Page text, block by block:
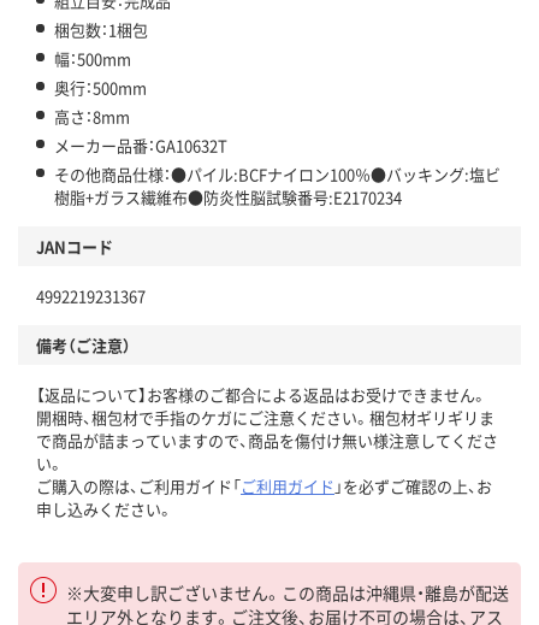
梱包数：1梱包
幅：500mm
奥行：500mm
高さ：8mm
メーカー品番：GA10632T
その他商品仕様：●パイル:BCFナイロン100％●バッキング:塩ビ
樹脂+ガラス繊維布●防炎性脳試験番号:E2170234
JANコード
4992219231367
備考（ご注意）
【返品について】お客様のご都合による返品はお受けできません。
開梱時、梱包材で手指のケガにご注意ください。梱包材ギリギリま
で商品が詰まっていますので、商品を傷付け無い様注意してくださ
い。
ご購入の際は、ご利用ガイド「ご利用ガイド 」を必ずご確認の上、お
申し込みください。
※大変申し訳ございません。この商品は沖縄県・離島が配送
エリア外となります。ご注文後、お届け不可の場合は、アス